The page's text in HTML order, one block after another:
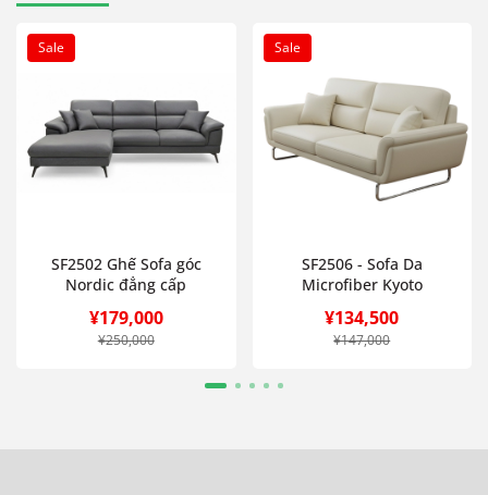
Sale
SF2502 Ghế Sofa góc
Nordic đẳng cấp
¥179,000
¥250,000
Sale
SF2506 - Sofa Da
Microfiber Kyoto
¥134,500
¥147,000